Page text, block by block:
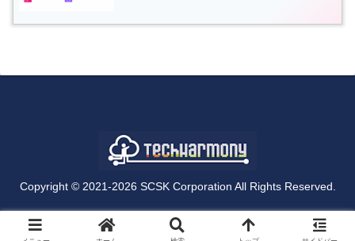
Copyright © 2021-2026 SCSK Corporation All Rights Reserved.